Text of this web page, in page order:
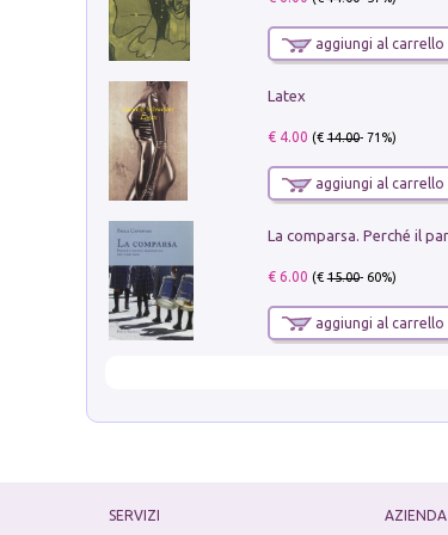
aggiungi al carrello
Latex
€ 4.00 (€14.00- 71%)
aggiungi al carrello
€ 6.00 (€15.00- 60%)
aggiungi al carrello
SERVIZI
AZIENDA